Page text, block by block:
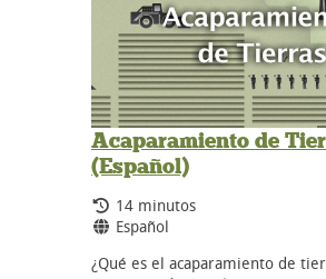
Acaparamiento de
(Español)
Tiempo de duración:
14 minutos
Idiomas:
Español
¿Qué es el acaparamiento de